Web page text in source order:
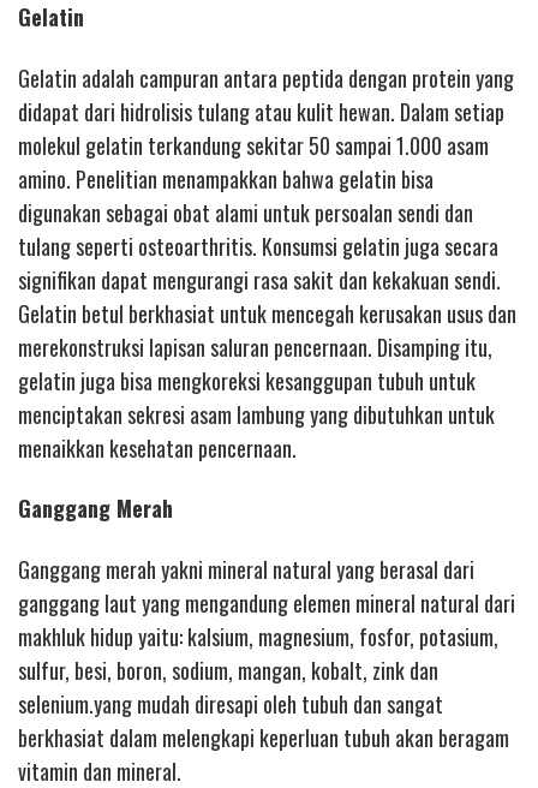
Gelatin
Gelatin adalah campuran antara peptida dengan protein yang
didapat dari hidrolisis tulang atau kulit hewan. Dalam setiap
molekul gelatin terkandung sekitar 50 sampai 1.000 asam
amino. Penelitian menampakkan bahwa gelatin bisa
digunakan sebagai obat alami untuk persoalan sendi dan
tulang seperti osteoarthritis. Konsumsi gelatin juga secara
signifikan dapat mengurangi rasa sakit dan kekakuan sendi.
Gelatin betul berkhasiat untuk mencegah kerusakan usus dan
merekonstruksi lapisan saluran pencernaan. Disamping itu,
gelatin juga bisa mengkoreksi kesanggupan tubuh untuk
menciptakan sekresi asam lambung yang dibutuhkan untuk
menaikkan kesehatan pencernaan.
Ganggang Merah
Ganggang merah yakni mineral natural yang berasal dari
ganggang laut yang mengandung elemen mineral natural dari
makhluk hidup yaitu: kalsium, magnesium, fosfor, potasium,
sulfur, besi, boron, sodium, mangan, kobalt, zink dan
selenium.yang mudah diresapi oleh tubuh dan sangat
berkhasiat dalam melengkapi keperluan tubuh akan beragam
vitamin dan mineral.